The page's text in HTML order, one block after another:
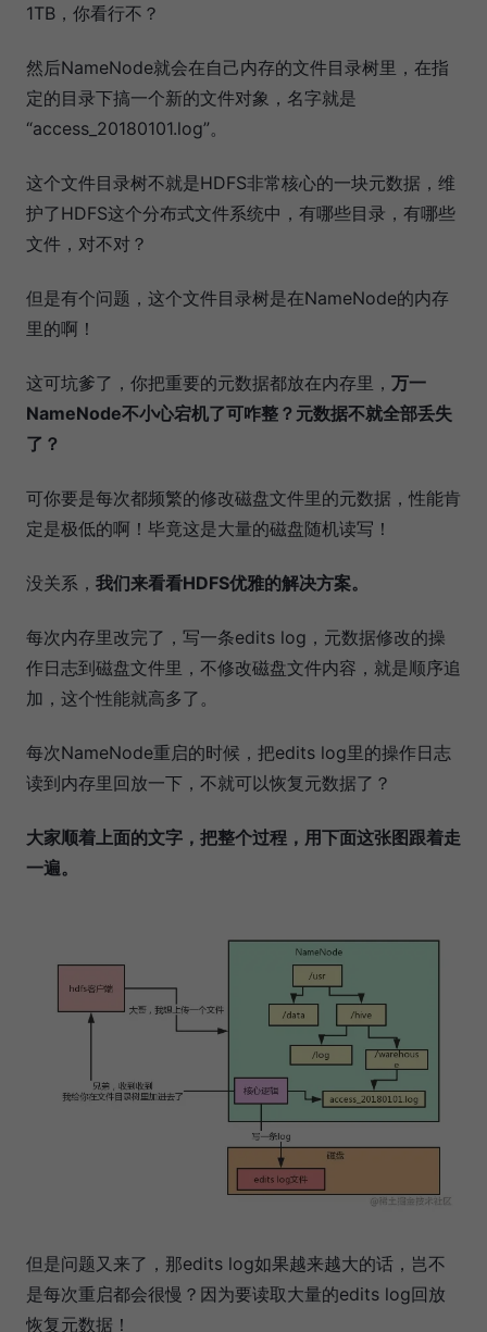
1TB，你看行不？
然后NameNode就会在自己内存的文件目录树里，在指
定的目录下搞一个新的文件对象，名字就是
“access_20180101.log”。
这个文件目录树不就是HDFS非常核心的一块元数据，维
护了HDFS这个分布式文件系统中，有哪些目录，有哪些
文件，对不对？
但是有个问题，这个文件目录树是在NameNode的内存
里的啊！
这可坑爹了，你把重要的元数据都放在内存里， 万一
NameNode不小心宕机了可咋整？元数据不就全部丢失
了？
可你要是每次都频繁的修改磁盘文件里的元数据，性能肯
定是极低的啊！毕竟这是大量的磁盘随机读写！
没关系， 我们来看看HDFS优雅的解决方案。
每次内存里改完了，写一条edits log，元数据修改的操
作日志到磁盘文件里，不修改磁盘文件内容，就是顺序追
加，这个性能就高多了。
每次NameNode重启的时候，把edits log里的操作日志
读到内存里回放一下，不就可以恢复元数据了？
大家顺着上面的文字，把整个过程，用下面这张图跟着走
一遍。
但是问题又来了，那edits log如果越来越大的话，岂不
是每次重启都会很慢？因为要读取大量的edits log回放
恢复元数据！